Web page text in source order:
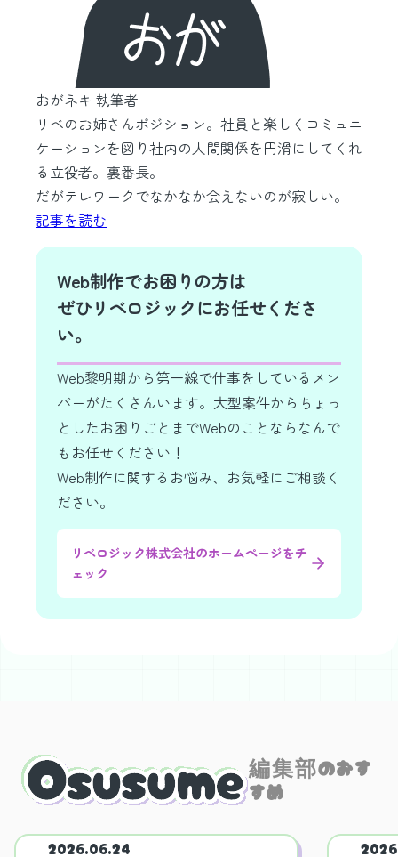
おがネキ 執筆者
リベのお姉さんポジション。社員と楽しくコミュニ
ケーションを図り社内の人間関係を円滑にしてくれ
る立役者。裏番長。
だがテレワークでなかなか会えないのが寂しい。
記事を読む
Web制作でお困りの方は
ぜひリベロジックにお任せくださ
い。
Web黎明期から第一線で仕事をしているメン
バーがたくさんいます。大型案件からちょっ
としたお困りごとまでWebのことならなんで
もお任せください！
Web制作に関するお悩み、お気軽にご相談く
ださい。
リベロジック株式会社のホームページをチ
ェック
編集部のおす
すめ
2026.06.24